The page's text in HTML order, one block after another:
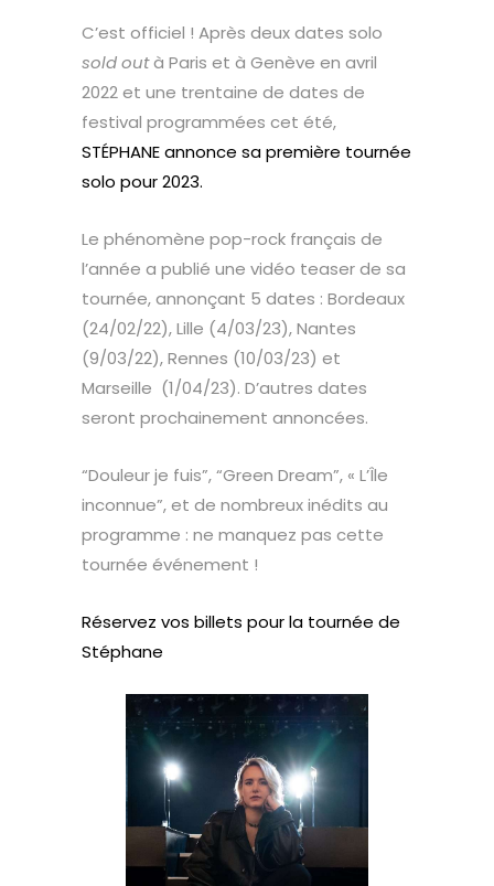
C’est officiel ! Après deux dates solo
sold outà Paris et à Genève en avril
2022 et une trentaine de dates de
festival programmées cet été,
STÉPHANE annonce sa première tournée
solo pour 2023.
Le phénomène pop-rock français de
l’année a publié une vidéo teaser de sa
tournée, annonçant 5 dates : Bordeaux
(24/02/22), Lille (4/03/23), Nantes
(9/03/22), Rennes (10/03/23) et
Marseille (1/04/23). D’autres dates
seront prochainement annoncées.
“Douleur je fuis”, “Green Dream”, « L’Île
inconnue”, et de nombreux inédits au
programme : ne manquez pas cette
tournée événement !
Réservez vos billets pour la tournée de
Stéphane